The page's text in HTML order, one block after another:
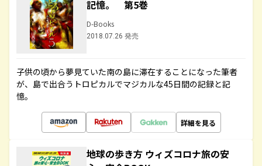
記憶。 第5巻
D-Books
2018.07.26 発売
子供の頃から夢見ていた南の島に滞在することになった筆者
が、島で出合うトロピカルでマジカルな45日間の記録と記
憶。
詳細を見る
地球の歩き方 ウィズコロナ旅の安